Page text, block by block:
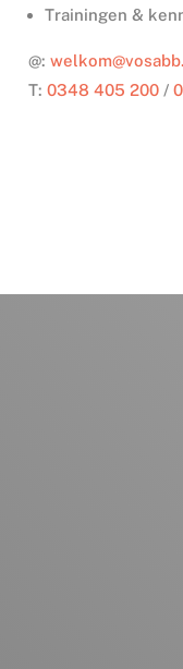
Trainingen &
@:
T: 0348 405 200/